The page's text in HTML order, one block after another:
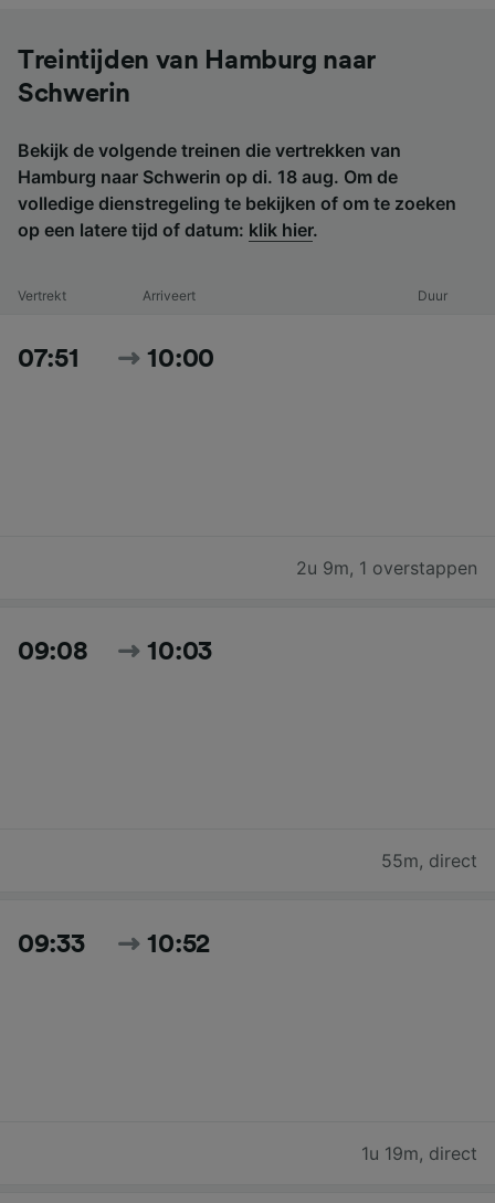
Treintijden van Hamburg naar
Schwerin
Bekijk de volgende treinen die vertrekken van
Hamburg naar Schwerin op di. 18 aug. Om de
volledige dienstregeling te bekijken of om te zoeken
op een latere tijd of datum: klik hier.
Vertrekt Arriveert Duur
07:51 10:00
2u 9m, 1 overstappen
09:08 10:03
55m, direct
09:33 10:52
1u 19m, direct